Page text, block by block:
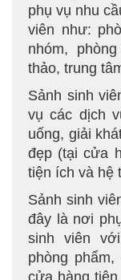
phụ vụ nhu
viên như:
nhóm,
thảo, trung
Sảnh sinh
vụ các dịch
uống, giải
đẹp (tại cửa
tiện ích và hệ
Sảnh sinh
đây là nơi
sinh viên
phòng
cửa hàng